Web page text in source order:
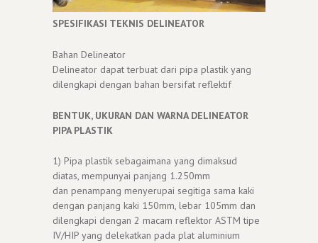
SPESIFIKASI TEKNIS DELINEATOR
Bahan Delineator
Delineator dapat terbuat dari pipa plastik yang
dilengkapi dengan bahan bersifat reflektif
BENTUK, UKURAN DAN WARNA DELINEATOR
PIPA PLASTIK
1) Pipa plastik sebagaimana yang dimaksud
diatas, mempunyai panjang 1.250mm
dan penampang menyerupai segitiga sama kaki
dengan panjang kaki 150mm, lebar 105mm dan
dilengkapi dengan 2 macam reflektor ASTM tipe
IV/HIP yang delekatkan pada plat aluminium